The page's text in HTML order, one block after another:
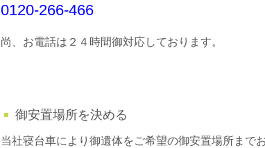
0120-266-466
尚、お電話は２４時間御対応しております。
御安置場所を決める
当社寝台車により御遺体をご希望の御安置場所まで